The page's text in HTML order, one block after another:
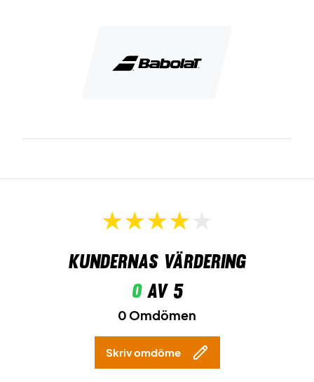
Kundernas värdering
0av 5
0 Omdömen
Skriv omdöme